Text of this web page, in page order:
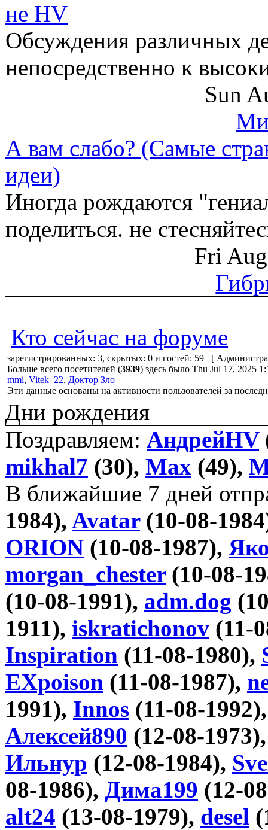
не HV
Обсуждения различных
непосредственно к
Sun
А вам слабо? (Самые
идеи)
Иногда рождаются
поделиться. не
Fri
Кто сейчас на форуме
зарегистрированных: 3, скрытых: 0 и гостей: 59 [
Больше всего посетителей (3939) здесь было Thu Jul 17, 2025
mmi, Vitek_22, Доктор Зло
Эти данные основаны на активности пользователей за
Дни рождения
Поздравляем: АндрейHV
mikhal7 (30), Max (49),
В ближайшие 7 дней
1984), Avatar(10-08-
ORION (10-08-1987),
morgan_chester(10-08-
(10-08-1991), adm.dog
1911), iskratichonov (11-
Inspiration (11-08-1980),
EXpoison (11-08-1987),
1991), Innos (11-08-
Алексей890 (12-08-
Ильнур (12-08-1984),
08-1986), Дима199 (12-
alt24 (13-08-1979), desel